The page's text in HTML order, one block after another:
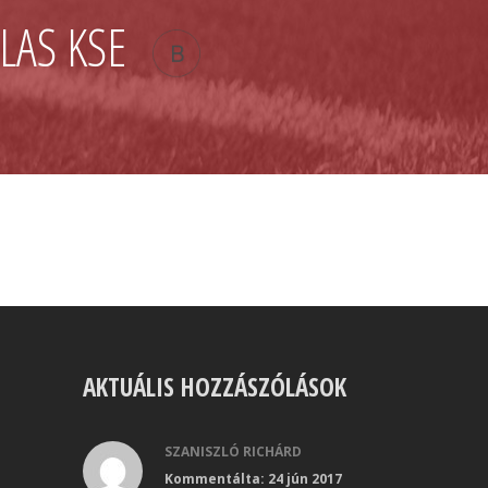
KSE
AKTUÁLIS HOZZÁSZÓLÁSOK
SZANISZLÓ RICHÁRD
Kommentálta: 24 jún 2017